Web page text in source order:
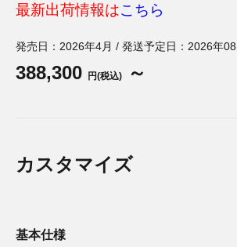
最新出荷情報はこちら
発売日：2026年4月 / 発送予定日：2026年
388,300 円(税込) ～
カスタマイズ
基本仕様